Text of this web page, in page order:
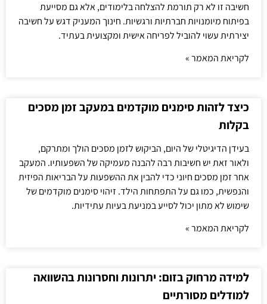
חשיבה זו לא רק תורמת להצלחה בלימודים, אלא גם מסייעת
בפיתוח מיומנויות חברתיות ורגשיות. חינוך המעניק דגש על חשיבה
יצירתית עשוי להוביל לפריחה אישית ומקצועית בעתיד.
לקריאת המאמר »
כיצד לזהות סימנים מוקדמים במעקב זמן מסכים
בקלות
בעידן הדיגיטלי של היום, הביקוש לזמן מסכים הולך ומתרקם,
ולאור זאת יש חשיבות רבה להבנה מעמיקה של השפעותיו. המעקב
אחר זמן מסכים חיוני כדי להבין את ההשפעות על הבריאות הפיזית
והנפשית, כמו גם על התפתחות הילד. זיהוי סימנים מוקדמים של
שימוש לא מתון יכול לסייע במניעת בעיות עתידיות.
לקריאת המאמר »
למידה מרחוק בזום: יתרונות וחסרונות בהשוואה
למודלים מסורתיים